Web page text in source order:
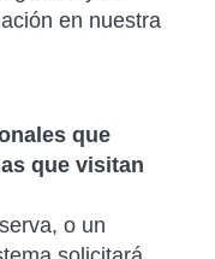
en nuestra
que
que visitan
o un